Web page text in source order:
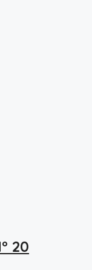
20